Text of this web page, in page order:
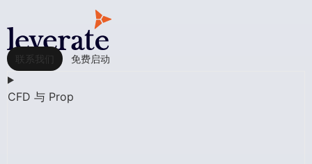
联系我们 免费启动
CFD 与 Prop